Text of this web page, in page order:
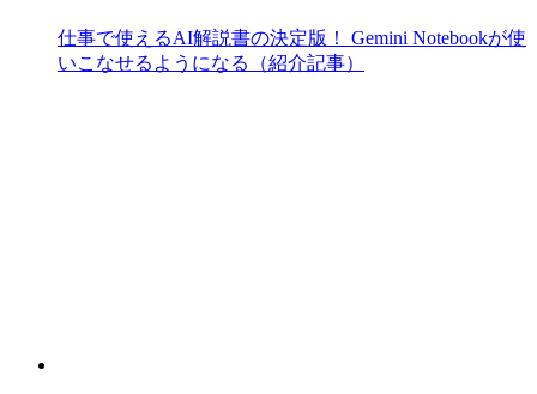
仕事で使えるAI解説書の決定版！ Gemini Notebookが使
いこなせるようになる（紹介記事）